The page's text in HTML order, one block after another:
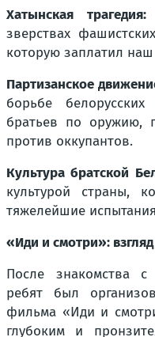
Хатынская трагедия:
зверствах
которую заплатил
Партизанское
борьбе
братьев по оружию,
против оккупантов.
Культура братской
культурой страны,
тяжелейшие
«Иди и смотри»:
После знакомства с
ребят был
фильма «Иди и
глубоким и